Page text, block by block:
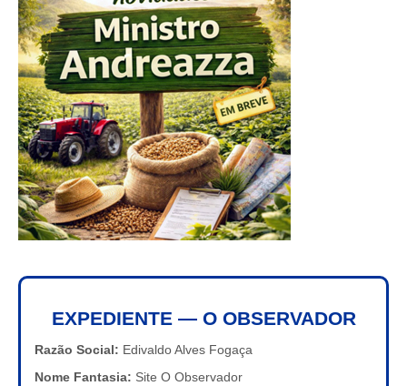
EXPEDIENTE — O OBSERVADOR
Razão Social: Edivaldo Alves Fogaça
Nome Fantasia: Site O Observador